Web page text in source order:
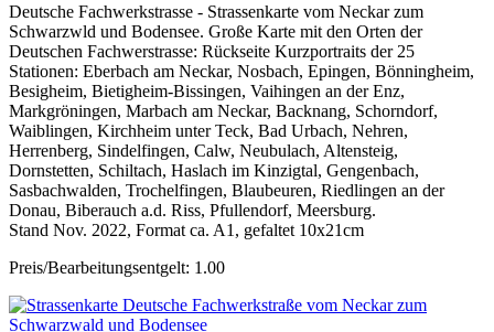
Deutsche Fachwerkstrasse - Strassenkarte vom Neckar zum
Schwarzwld und Bodensee. Große Karte mit den Orten der
Deutschen Fachwerstrasse: Rückseite Kurzportraits der 25
Stationen: Eberbach am Neckar, Nosbach, Epingen, Bönningheim,
Besigheim, Bietigheim-Bissingen, Vaihingen an der Enz,
Markgröningen, Marbach am Neckar, Backnang, Schorndorf,
Waiblingen, Kirchheim unter Teck, Bad Urbach, Nehren,
Herrenberg, Sindelfingen, Calw, Neubulach, Altensteig,
Dornstetten, Schiltach, Haslach im Kinzigtal, Gengenbach,
Sasbachwalden, Trochelfingen, Blaubeuren, Riedlingen an der
Donau, Biberauch a.d. Riss, Pfullendorf, Meersburg.
Stand Nov. 2022, Format ca. A1, gefaltet 10x21cm
Preis/Bearbeitungsentgelt: 1.00